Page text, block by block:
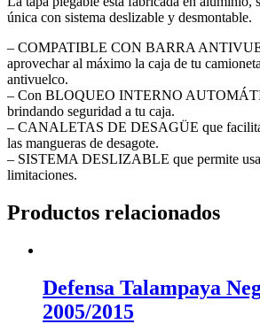
cantidad
única con sistema deslizable y desmontable.
– COMPATIBLE CON BARRA
aprovechar al máximo la caja de tu
antivuelco.
– Con BLOQUEO INTERNO
brindando seguridad a tu caja.
– CANALETAS DE DESAGÜE que
las mangueras de desagote.
– SISTEMA DESLIZABLE que permite
limitaciones.
Productos relacionados
Defensa Talampaya
2005/2015